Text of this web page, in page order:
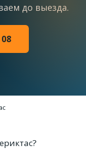
до выезда.